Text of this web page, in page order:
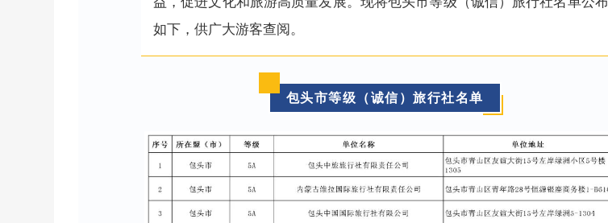
如下，供广大游客查阅。
包头市等级（诚信）旅行社名单